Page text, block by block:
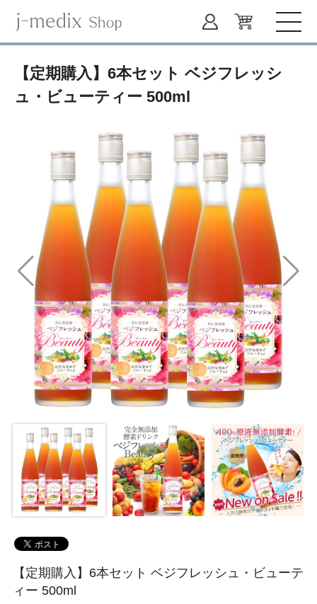
【定期購入】6本セット ベジフレッシ
ュ・ビューティー 500ml
【定期購入】6本セット ベジフレッシュ・ビューテ
ィー 500ml